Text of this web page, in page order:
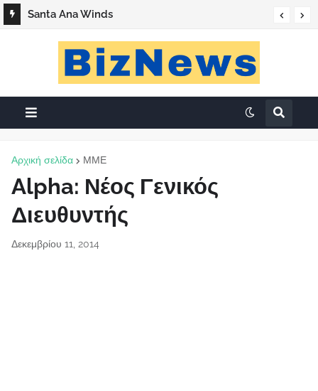
Santa Ana Winds
Αρχική σελίδα ΜΜΕ
Alpha: Νέος Γενικός
Διευθυντής
Δεκεμβρίου 11, 2014